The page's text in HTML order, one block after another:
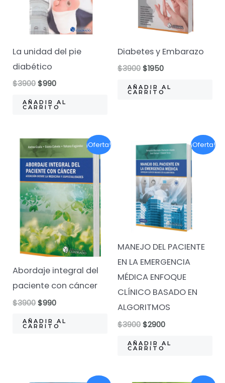
La unidad del pie
diabético
$3900El
original
era:
$990El
actual
es:
AÑADIR AL
CARRITO
Diabetes y Embarazo
$3900El
original
era:
$1950El
actual
AÑADIR AL
CARRITO
¡Oferta!
Abordaje integral del
paciente con cáncer
$3900El
original
era:
$990El
actual
es:
AÑADIR AL
CARRITO
¡Oferta!
MANEJO DEL PACIENTE
EN LA EMERGENCIA
MÉDICA ENFOQUE
CLÍNICO BASADO EN
ALGORITMOS
$3900El
original
era:
$2900El
actual
AÑADIR AL
CARRITO